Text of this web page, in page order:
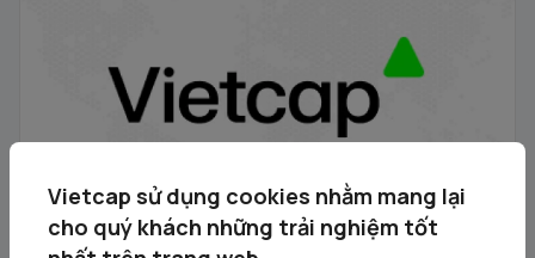
Vietcap sử dụng cookies nhằm mang lại
cho quý khách những trải nghiệm tốt